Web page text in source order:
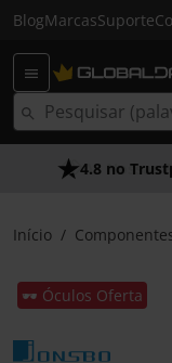
BlogMarcasSuporte
As Nossas
4.8 no
Início
🕶️ Óculos Oferta